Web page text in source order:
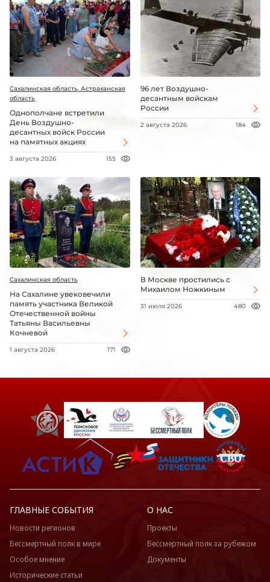
Сахалинская область, Астраханская
область
Однополчане встретили
День Воздушно-
десантных войск России
на памятных акциях
3 августа 2026 155
96 лет Воздушно-
десантным войскам
России
2 августа 2026 184
Сахалинская область
На Сахалине увековечили
память участника Великой
Отечественной войны
Татьяны Васильевны
Кочневой
1 августа 2026 171
В Москве простились с
Михаилом Ножкиным
31 июля 2026 480
ГЛАВНЫЕ СОБЫТИЯ
Новости регионов
Бессмертный полк в мире
Особое мнение
Исторические статьи
О НАС
Проекты
Бессмертный полк за рубежом
Документы